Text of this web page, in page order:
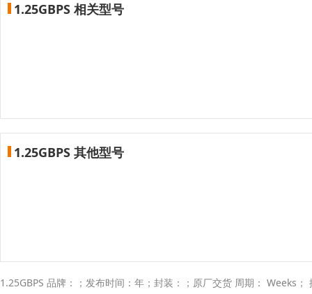
1.25GBPS 相关型号
1.25GBPS 其他型号
1.25GBPS 品牌：；发布时间：年；封装：；原厂交货 周期： Weeks；